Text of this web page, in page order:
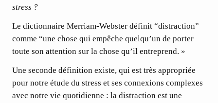
stress ?
Le dictionnaire Merriam-Webster définit “distraction”
comme “une chose qui empêche quelqu’un de porter
toute son attention sur la chose qu’il entreprend. »
Une seconde définition existe, qui est très appropriée
pour notre étude du stress et ses connexions complexes
avec notre vie quotidienne : la distraction est une